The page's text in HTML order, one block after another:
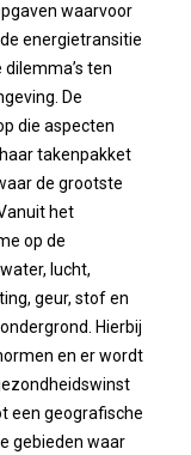
waarvoor
energietransitie
ten
De
die aspecten
takenpakket
de grootste
het
op de
lucht,
geur, stof en
Hierbij
en er wordt
een geografische
gebieden waar